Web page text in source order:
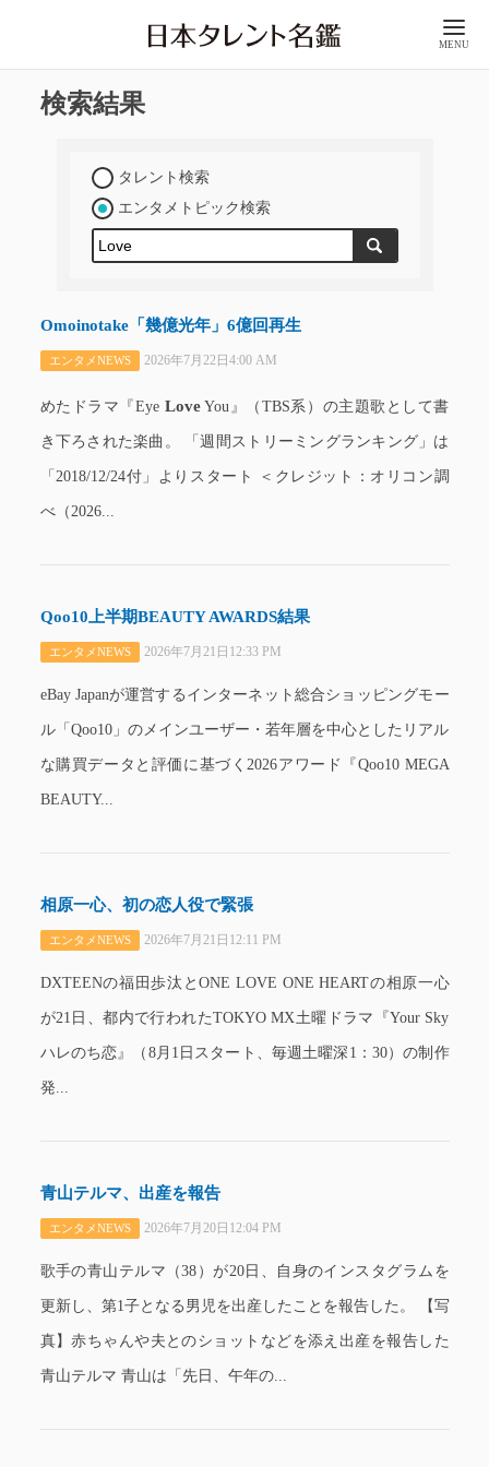
MENU
検索結果
タレント検索
エンタメトピック検索
Omoinotake「幾億光年」6億回再生
エンタメNEWS 2026年7月22日4:00 AM
めたドラマ『Eye LoveYou』（TBS系）の主題歌として書
き下ろされた楽曲。 「週間ストリーミングランキング」は
「2018/12/24付」よりスタート ＜クレジット：オリコン調
べ（2026...
Qoo10上半期BEAUTY AWARDS結果
エンタメNEWS 2026年7月21日12:33 PM
eBay Japanが運営するインターネット総合ショッピングモー
ル「Qoo10」のメインユーザー・若年層を中心としたリアル
な購買データと評価に基づく2026アワード『Qoo10 MEGA
BEAUTY...
相原一心、初の恋人役で緊張
エンタメNEWS 2026年7月21日12:11 PM
DXTEENの福田歩汰とONE LOVE ONE HEARTの相原一心
が21日、都内で行われたTOKYO MX土曜ドラマ『Your Sky
ハレのち恋』（8月1日スタート、毎週土曜深1：30）の制作
発...
青山テルマ、出産を報告
エンタメNEWS 2026年7月20日12:04 PM
歌手の青山テルマ（38）が20日、自身のインスタグラムを
更新し、第1子となる男児を出産したことを報告した。 【写
真】赤ちゃんや夫とのショットなどを添え出産を報告した
青山テルマ 青山は「先日、午年の...